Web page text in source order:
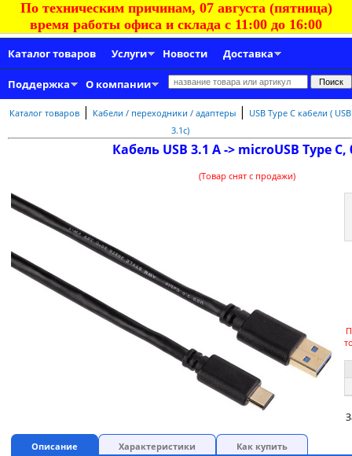
По техническим причинам, 07 августа (пятница)
время работы офиса и склада с 11:00 до 16:00
Каталог товаров Услуги Новости Доставка
Поддержка О компании
Каталог товаров| Кабели / переходники / адаптеры| USB Type C кабели ( USB
3.1c)
Кабель USB 3.1 A -> microUSB Type
(Товар снят с продажи)
Описание Характеристики Как купить